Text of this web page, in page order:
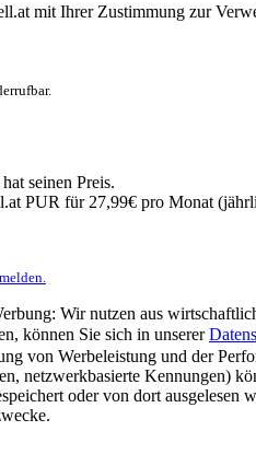
mit Ihrer Zustimmung zur
seinen Preis.
PUR für 27,99€ pro Monat
Wir nutzen aus
können Sie sich in unserer
von Werbeleistung und der
netzwerkbasierte Kennungen)
oder von dort ausgelesen